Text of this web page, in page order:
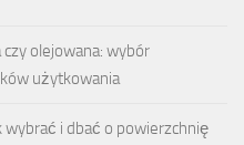
czy olejowana: wybór
użytkowania
wybrać i dbać o powierzchnię